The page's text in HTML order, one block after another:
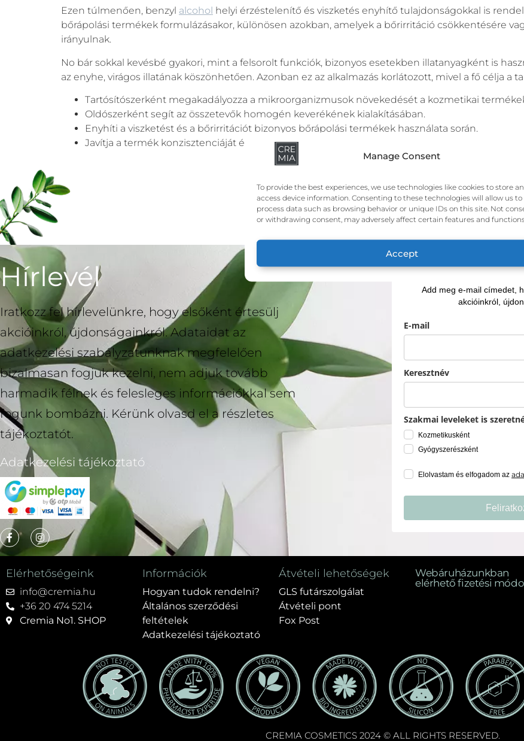
Manage Consent
To provide the best experiences, we use technologies like cookies to store
access device information. Consenting to these technologies will allow us to
process data such as browsing behavior or unique IDs on this site. Not
or withdrawing consent, may adversely affect certain features and
Accept
Ezen túlmenően, benzyl alcohol helyi érzéstelenítő és viszketés enyhítő tulajdonságokkal is
bőrápolási termékek formulázásakor, különösen azokban, amelyek a bőrirritáció csökkentésére
irányulnak.
No bár sokkal kevésbé gyakori, mint a felsorolt funkciók, bizonyos esetekben illatanyagként is
az enyhe, virágos illatának köszönhetően. Azonban ez az alkalmazás korlátozott, mivel a fő célja a
Tartósítószerként megakadályozza a mikroorganizmusok növekedését a kozmetikai
Oldószerként segít az összetevők homogén keverékének kialakításában.
Enyhíti a viszketést és a bőrirritációt bizonyos bőrápolási termékek használata során.
Javítja a termék konzisztenciáját és alkalmazhatóságát.
Hírlevél
Iratkozz fel hírlevelünkre, hogy elsőként értesülj
akcióinkról, újdonságainkról. Adataidat az
adatkezelési szabályzatunknak megfelelően
bizalmasan fogjuk kezelni, nem adjuk tovább
harmadik félnek és felesleges információkkal sem
fogunk bombázni. Kérünk olvasd el a részletes
tájékoztatót.
Adatkezelési tájékoztató
Add meg e-mail címedet,
akcióinkról,
E-mail
Keresztnév
Szakmai leveleket is
Kozmetikusként
Gyógyszerészként
Elolvastam és elfogadom az
Elérhetőségeink
info@cremia.hu
+36 20 474 5214
Cremia No1. SHOP
Információk
Hogyan tudok rendelni?
Általános szerződési
feltételek
Adatkezelési tájékoztató
Átvételi lehetőségek
GLS futárszolgálat
Átvételi pont
Fox Post
Webáruházunkban
elérhető fizetési
CREMIA COSMETICS 2024 © ALL RIGHTS RESERVED.